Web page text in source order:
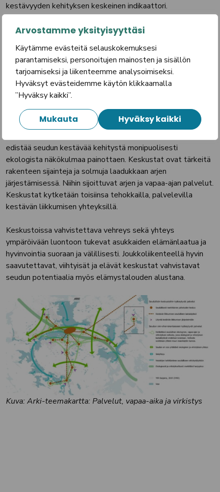
Arvostamme yksityisyyttäsi
Käytämme evästeitä selauskokemuksesi
parantamiseksi, personoitujen mainosten ja sisällön
tarjoamiseksi ja liikenteemme analysoimiseksi.
Hyväksyt evästeidemme käytön klikkaamalla
”Hyväksy kaikki”.
Mukauta Hyväksy kaikki
kestävyyden kehityksen keskeinen indikaattori.
Kulkutapajakaumassa tapahtuvien muutosten lisäksi
päästövähennystavoitteiden saavuttamiseksi on tärkeää,
tavoitteiden mukaisesti.
Ratkaisu
Rakennesuunnitelman 2040 päivityksessä korostetaan
seutuyhteistyötä viherrakenteessa, virkistyksessä ja
edistää seudun kestävää kehitystä monipuolisesti
ekologista näkökulmaa painottaen. Keskustat ovat tärkeitä
rakenteen sijainteja ja solmuja laadukkaan arjen
järjestämisessä. Niihin sijoittuvat arjen ja vapaa-ajan palvelut.
Keskustat kytketään toisiinsa tehokkailla, palvelevilla
kestävän liikkumisen yhteyksillä.
Keskustoissa vahvistettava vehreys sekä yhteys
ympäröivään luontoon tukevat asukkaiden elämänlaatua ja
hyvinvointia suoraan ja välillisesti. Joukkoliikenteellä hyvin
saavutettavat, viihtyisät ja elävät keskustat vahvistavat
seudun potentiaalia myös elämystalouden alustana.
Kuva: Arki-teemakartta: Palvelut, vapaa-aika ja virkistys